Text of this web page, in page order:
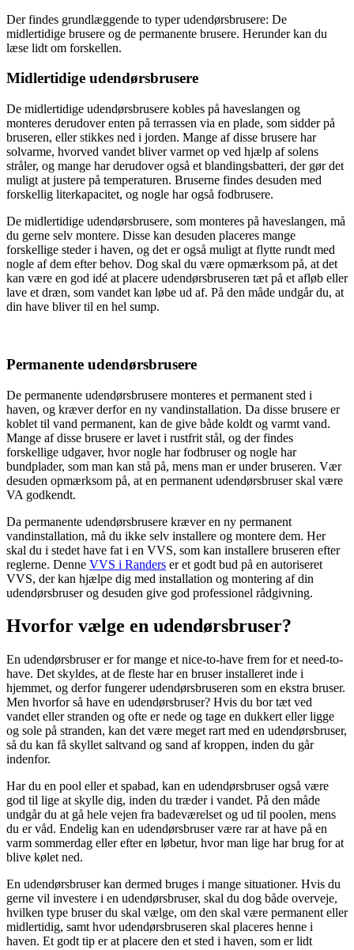
Der findes grundlæggende to typer udendørsbrusere: De
midlertidige brusere og de permanente brusere. Herunder kan du
læse lidt om forskellen.
Midlertidige udendørsbrusere
De midlertidige udendørsbrusere kobles på haveslangen og
monteres derudover enten på terrassen via en plade, som sidder på
bruseren, eller stikkes ned i jorden. Mange af disse brusere har
solvarme, hvorved vandet bliver varmet op ved hjælp af solens
stråler, og mange har derudover også et blandingsbatteri, der gør det
muligt at justere på temperaturen. Bruserne findes desuden med
forskellig literkapacitet, og nogle har også fodbrusere.
De midlertidige udendørsbrusere, som monteres på haveslangen, må
du gerne selv montere. Disse kan desuden placeres mange
forskellige steder i haven, og det er også muligt at flytte rundt med
nogle af dem efter behov. Dog skal du være opmærksom på, at det
kan være en god idé at placere udendørsbruseren tæt på et afløb eller
lave et dræn, som vandet kan løbe ud af. På den måde undgår du, at
din have bliver til en hel sump.
Permanente udendørsbrusere
De permanente udendørsbrusere monteres et permanent sted i
haven, og kræver derfor en ny vandinstallation. Da disse brusere er
koblet til vand permanent, kan de give både koldt og varmt vand.
Mange af disse brusere er lavet i rustfrit stål, og der findes
forskellige udgaver, hvor nogle har fodbruser og nogle har
bundplader, som man kan stå på, mens man er under bruseren. Vær
desuden opmærksom på, at en permanent udendørsbruser skal være
VA godkendt.
Da permanente udendørsbrusere kræver en ny permanent
vandinstallation, må du ikke selv installere og montere dem. Her
skal du i stedet have fat i en VVS, som kan installere bruseren efter
reglerne. Denne VVS i Randers er et godt bud på en autoriseret
VVS, der kan hjælpe dig med installation og montering af din
udendørsbruser og desuden give god professionel rådgivning.
Hvorfor vælge en udendørsbruser?
En udendørsbruser er for mange et nice-to-have frem for et need-to-
have. Det skyldes, at de fleste har en bruser installeret inde i
hjemmet, og derfor fungerer udendørsbruseren som en ekstra bruser.
Men hvorfor så have en udendørsbruser? Hvis du bor tæt ved
vandet eller stranden og ofte er nede og tage en dukkert eller ligge
og sole på stranden, kan det være meget rart med en udendørsbruser,
så du kan få skyllet saltvand og sand af kroppen, inden du går
indenfor.
Har du en pool eller et spabad, kan en udendørsbruser også være
god til lige at skylle dig, inden du træder i vandet. På den måde
undgår du at gå hele vejen fra badeværelset og ud til poolen, mens
du er våd. Endelig kan en udendørsbruser være rar at have på en
varm sommerdag eller efter en løbetur, hvor man lige har brug for at
blive kølet ned.
En udendørsbruser kan dermed bruges i mange situationer. Hvis du
gerne vil investere i en udendørsbruser, skal du dog både overveje,
hvilken type bruser du skal vælge, om den skal være permanent eller
midlertidig, samt hvor udendørsbruseren skal placeres henne i
haven. Et godt tip er at placere den et sted i haven, som er lidt